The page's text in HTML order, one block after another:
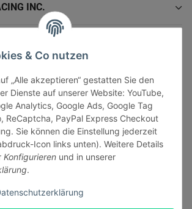
& Co nutzen
„Alle akzeptieren“ gestatten Sie den
Dienste auf unserer Website: YouTube,
Analytics, Google Ads, Google Tag
ReCaptcha, PayPal Express Checkout
Sie können die Einstellung jederzeit
Icon links unten). Weitere Details
Konfigurieren und in unserer
.
INC.
Vertrag widerrufen